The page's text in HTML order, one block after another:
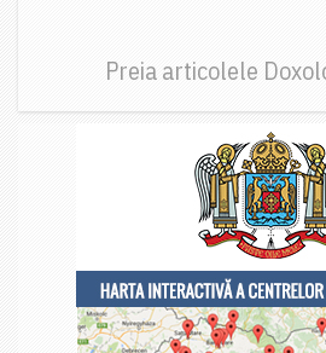
Preia articolele